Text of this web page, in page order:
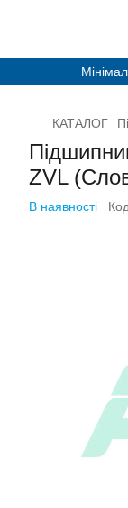
КАТАЛОГ
ZVL
В наявності